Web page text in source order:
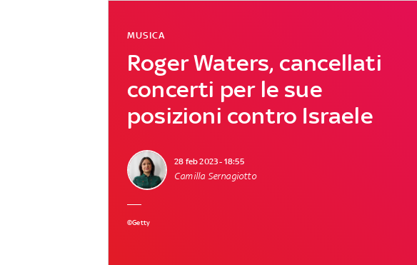
Roger Waters, cancellati
concerti per le sue
posizioni contro Israele
MUSICA
28 feb 2023 - 18:55
Camilla Sernagiotto
©Getty